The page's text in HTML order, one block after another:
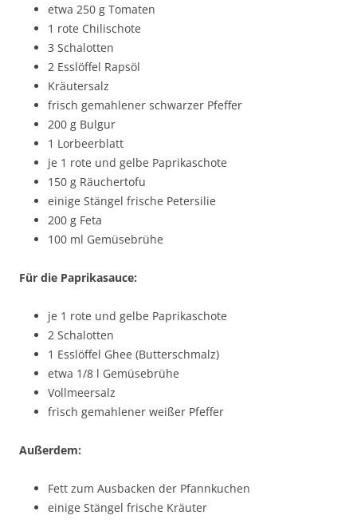
etwa 250 g Tomaten
1 rote Chilischote
3 Schalotten
2 Esslöffel Rapsöl
Kräutersalz
frisch gemahlener schwarzer Pfeffer
200 g Bulgur
1 Lorbeerblatt
je 1 rote und gelbe Paprikaschote
150 g Räuchertofu
einige Stängel frische Petersilie
200 g Feta
100 ml Gemüsebrühe
Für die Paprikasauce:
je 1 rote und gelbe Paprikaschote
2 Schalotten
1 Esslöffel Ghee (Butterschmalz)
etwa 1/8 l Gemüsebrühe
Vollmeersalz
frisch gemahlener weißer Pfeffer
Außerdem:
Fett zum Ausbacken der Pfannkuchen
einige Stängel frische Kräuter